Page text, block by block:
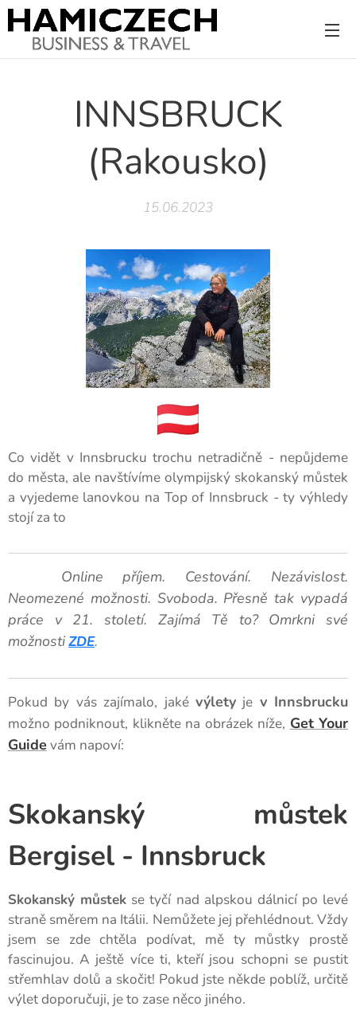
INNSBRUCK
(Rakousko)
15.06.2023
Co vidět v Innsbrucku trochu netradičně - nepůjdeme
do města, ale navštívíme olympijský skokanský můstek
a vyjedeme lanovkou na Top of Innsbruck - ty výhledy
stojí za to
🚀 Online příjem. Cestování. Nezávislost.
Neomezené možnosti. Svoboda. Přesně tak vypadá
práce v 21. století. Zajímá Tě to?Omrkni své
možnostiZDE.
Pokud by vás zajímalo, jaké výletyje v Innsbrucku
možno podniknout, klikněte na obrázek níže, Get Your
Guide vám napoví:
Skokanský můstek
Bergisel - Innsbruck
Skokanský můstek se tyčí nad alpskou dálnicí po levé
straně směrem na Itálii. Nemůžete jej přehlédnout. Vždy
jsem se zde chtěla podívat, mě ty můstky prostě
fascinujou. A ještě více ti, kteří jsou schopni se pustit
střemhlav dolů a skočit! Pokud jste někde poblíž, určitě
výlet doporučuji, je to zase něco jiného.